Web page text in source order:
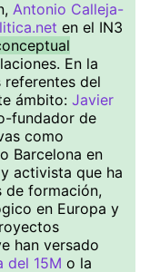
Antonio Calleja-
en el IN3
En la
del
ámbito: Javier
fundador de
como
Barcelona en
activista que ha
de formación,
en Europa y
han versado
del 15M o la